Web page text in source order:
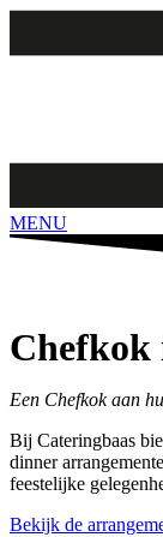
MENU
Chefkok
Een Chefkokaan
Bij Cateringbaas
dinner
feestelijke
Bekijk de